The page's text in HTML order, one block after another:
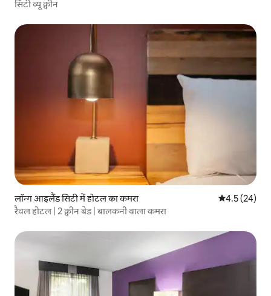
सिटी व्यू क्वीन
लॉन्ग आइलैंड सिटी में होटल का कमरा औसत रेटिंग 5
4.5 (24)
रैवल होटल | 2 क्वीन बेड | बालकनी वाला कमरा